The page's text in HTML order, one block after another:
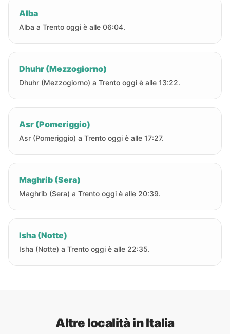
Alba
Alba a Trento oggi è alle 06:04.
Dhuhr (Mezzogiorno)
Dhuhr (Mezzogiorno) a Trento oggi è alle 13:22.
Asr (Pomeriggio)
Asr (Pomeriggio) a Trento oggi è alle 17:27.
Maghrib (Sera)
Maghrib (Sera) a Trento oggi è alle 20:39.
Isha (Notte)
Isha (Notte) a Trento oggi è alle 22:35.
Altre località in Italia